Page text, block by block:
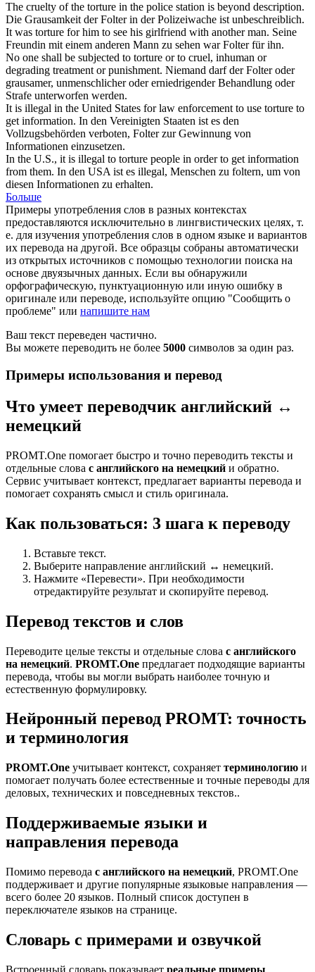
The cruelty of the torture in the police station is beyond description.
Die Grausamkeit derFolterin der Polizeiwache ist unbeschreiblich.
It was torture for him to see his girlfriend with another man. Seine
Freundin mit einem anderen Mann zu sehen warFolterfür ihn.
No one shall be subjected to torture or to cruel, inhuman or
degrading treatment or punishment. Niemand darf derFolteroder
grausamer, unmenschlicher oder erniedrigender Behandlung oder
Strafe unterworfen werden.
It is illegal in the United States for law enforcement to use torture to
get information. In den Vereinigten Staaten ist es den
Vollzugsbehörden verboten, Folterzur Gewinnung von
Informationen einzusetzen.
In the U.S., it is illegal to torture people in order to get information
from them. In den USA ist es illegal, Menschen zu foltern, um von
diesen Informationen zu erhalten.
Больше
Примеры употребления слов в разных контекстах
предоставляются исключительно в лингвистических целях, т.
е. для изучения употребления слов в одном языке и вариантов
их перевода на другой. Все образцы собраны автоматически
из открытых источников с помощью технологии поиска на
основе двуязычных данных. Если вы обнаружили
орфографическую, пунктуационную или иную ошибку в
оригинале или переводе, используйте опцию "Сообщить о
проблеме" или напишите нам
Ваш текст переведен частично.
Вы можете переводить не более 5000 символов за один раз.
Примеры использования и перевод
Что умеет переводчик английский ↔
немецкий
PROMT.One помогает быстро и точно переводить тексты и
отдельные слова с английского на немецкий и обратно.
Сервис учитывает контекст, предлагает варианты перевода и
помогает сохранять смысл и стиль оригинала.
Как пользоваться: 3 шага к переводу
Вставьте текст.
Выберите направление английский ↔ немецкий.
Нажмите «Перевести». При необходимости
отредактируйте результат и скопируйте перевод.
Перевод текстов и слов
Переводите целые тексты и отдельные слова с английского
на немецкий. PROMT.One предлагает подходящие варианты
перевода, чтобы вы могли выбрать наиболее точную и
естественную формулировку.
Нейронный перевод PROMT: точность
и терминология
PROMT.One учитывает контекст, сохраняет терминологию и
помогает получать более естественные и точные переводы для
деловых, технических и повседневных текстов..
Поддерживаемые языки и
направления перевода
Помимо перевода с английского на немецкий, PROMT.One
поддерживает и другие популярные языковые направления —
всего более 20 языков. Полный список доступен в
переключателе языков на странице.
Словарь с примерами и озвучкой
Встроенный словарь показывает реальные примеры